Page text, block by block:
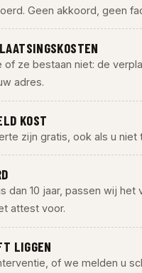
Geen akkoord, geen
of ze bestaan niet: de
adres.
KOST
zijn gratis, ook als u niet
dan 10 jaar, passen wij het
attest voor.
LIGGEN
of we melden u